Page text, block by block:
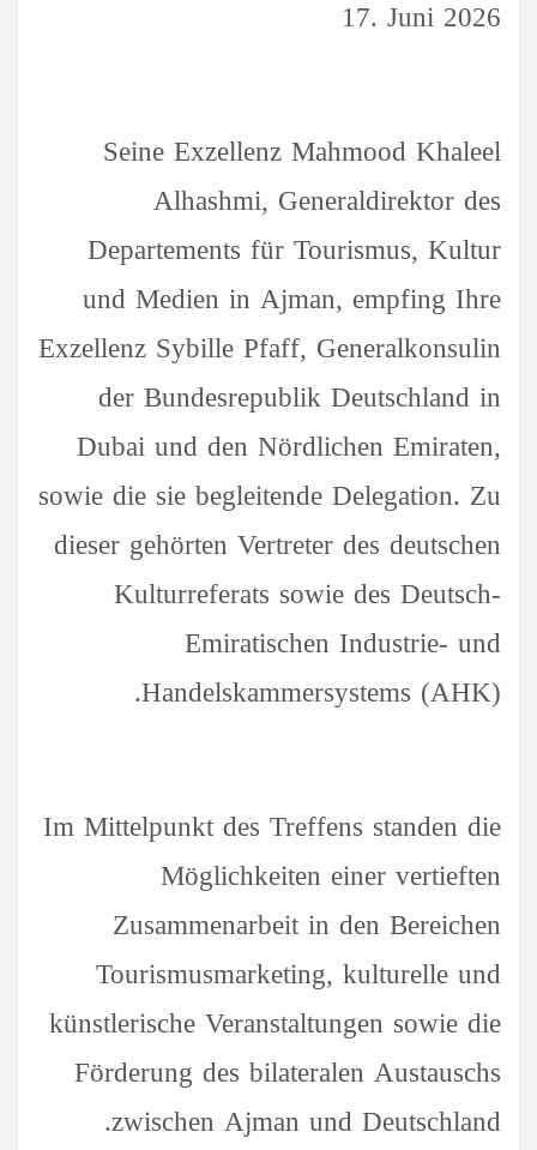
17. Juni 2026
Seine Exzellenz Mahmood Khaleel
Alhashmi, Generaldirektor des
Departements für Tourismus, Kultur
und Medien in Ajman, empfing Ihre
Exzellenz Sybille Pfaff, Generalkonsulin
der Bundesrepublik Deutschland in
Dubai und den Nördlichen Emiraten,
sowie die sie begleitende Delegation. Zu
dieser gehörten Vertreter des deutschen
Kulturreferats sowie des Deutsch-
Emiratischen Industrie- und
Handelskammersystems (AHK).
Im Mittelpunkt des Treffens standen die
Möglichkeiten einer vertieften
Zusammenarbeit in den Bereichen
Tourismusmarketing, kulturelle und
künstlerische Veranstaltungen sowie die
Förderung des bilateralen Austauschs
zwischen Ajman und Deutschland.